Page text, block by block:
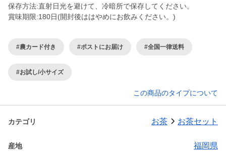
保存方法:直射日光を避けて、冷暗所で保存してください。
賞味期限:180日(開封後ははやめにお飲みください。)
#農カード付き #ポストにお届け #全国一律送料
#お試し/小サイズ
この商品のタイプについて
カテゴリ お茶 お茶セット
産地 福岡県